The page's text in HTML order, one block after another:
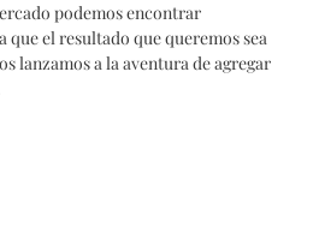
podemos encontrar
que el resultado que queremos sea
lanzamos a la aventura de agregar